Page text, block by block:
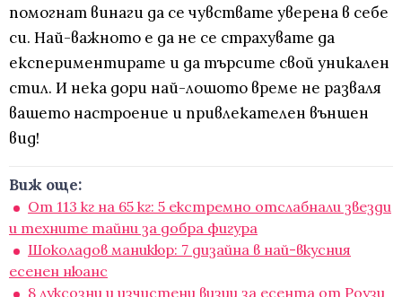
помогнат винаги да се чувствате уверена в себе
си. Най-важното е да не се страхувате да
експериментирате и да търсите свой уникален
стил. И нека дори най-лошото време не разваля
вашето настроение и привлекателен външен
вид!
Виж още:
От 113 кг на 65 кг: 5 екстремно отслабнали звезди
и техните тайни за добра фигура
Шоколадов маникюр: 7 дизайна в най-вкусния
есенен нюанс
8 луксозни и изчистени визии за есента от Роузи